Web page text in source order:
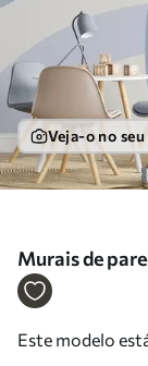
Veja-o no seu
Murais de
w05709v1
Este modelo